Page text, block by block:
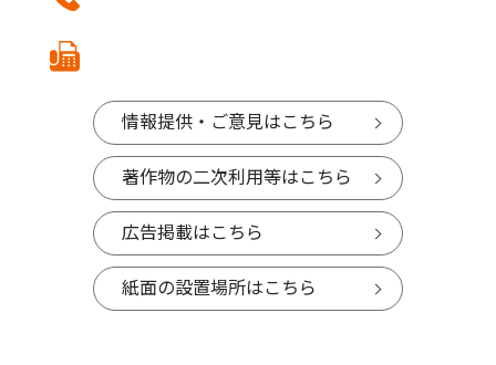
情報提供・ご意見はこちら
著作物の二次利用等はこちら
広告掲載はこちら
紙面の設置場所はこちら